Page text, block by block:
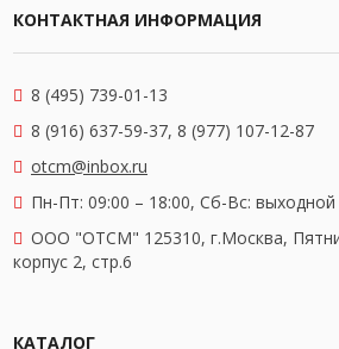
КОНТАКТНАЯ ИНФОРМАЦИЯ
8 (495) 739-01-13
8 (916) 637-59-37, 8 (977) 107-12-87
otcm@inbox.ru
Пн-Пт: 09:00 – 18:00, Сб-Вс: выходной
OOO "ОТСМ" 125310, г.Москва,
корпус 2, стр.6
КАТАЛОГ